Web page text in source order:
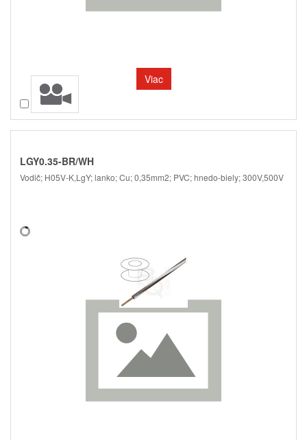
Viac
Porovnať
LGY0.35-BR/WH
Vodič; H05V-K,LgY; lanko; Cu; 0,35mm2; PVC; hnedo-biely; 300V,500V